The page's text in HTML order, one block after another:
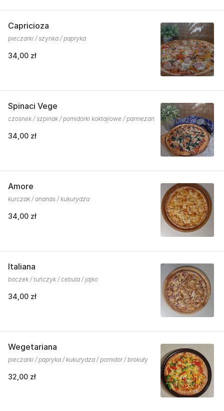
Capricioza
pieczarki / szynka / papryka
34,00 zł
Spinaci Vege
czosnek / szpinak / pomidorki koktajlowe / parmezan
34,00 zł
Amore
kurczak / ananas / kukurydza
34,00 zł
Italiana
boczek / tuńczyk / cebula / jajko
34,00 zł
Wegetariana
pieczarki / papryka / kukurydza / pomidor / brokuły
32,00 zł